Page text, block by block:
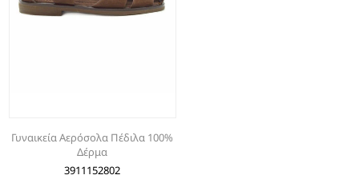
Γυναικεία Αερόσολα Πέδιλα 100%
Δέρμα
3911152802